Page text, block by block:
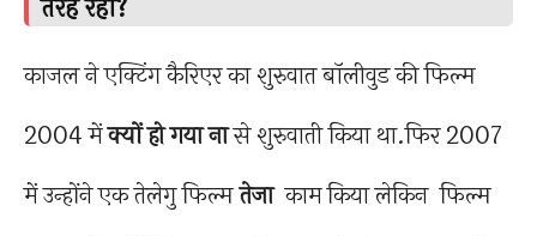
तरह रही?
काजल ने एक्टिंग कैरिएर का शुरुवात बॉलीवुड की फिल्म
2004 मेंक्यों हो गया नासे शुरुवाती किया था.फिर 2007
में उन्होंने एक तेलेगु फिल्मतेजाकाम किया लेकिन फिल्म